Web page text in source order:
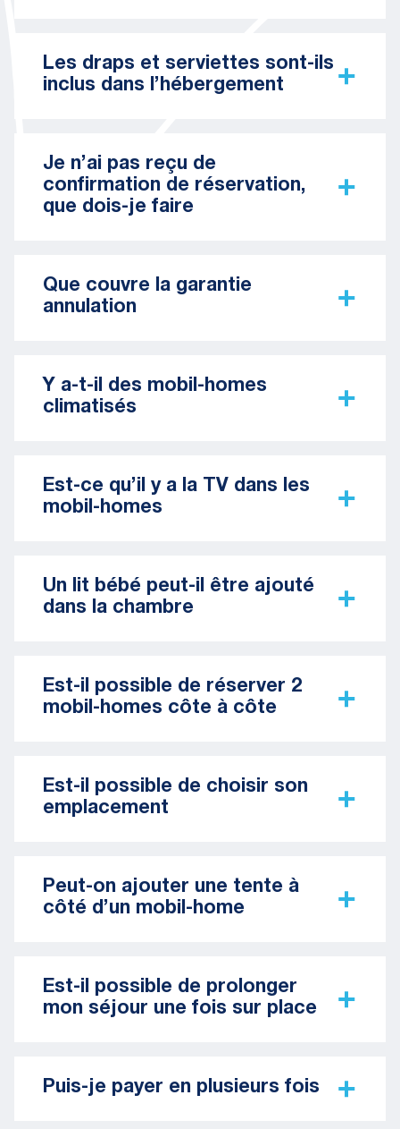
Les draps et serviettes sont-ils
inclus dans l’hébergement
Je n’ai pas reçu de
confirmation de réservation,
que dois-je faire
Que couvre la garantie
annulation
Y a-t-il des mobil-homes
climatisés
Est-ce qu’il y a la TV dans les
mobil-homes
Un lit bébé peut-il être ajouté
dans la chambre
Est-il possible de réserver 2
mobil-homes côte à côte
Est-il possible de choisir son
emplacement
Peut-on ajouter une tente à
côté d’un mobil-home
Est-il possible de prolonger
mon séjour une fois sur place
Puis-je payer en plusieurs fois